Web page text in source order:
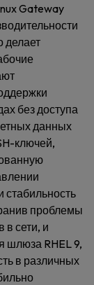
Gateway
делает
без доступа
данных
ключей,
стабильность
проблемы
сети, и
шлюза RHEL 9,
в различных